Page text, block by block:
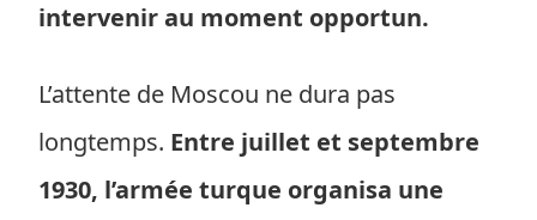
intervenir au moment opportun.
L’attente de Moscou ne dura pas
longtemps. Entre juillet et septembre
1930, l’armée turque organisa une